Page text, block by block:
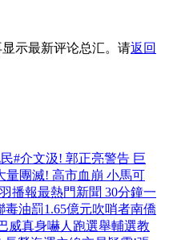
示最新评论总汇。请返回
#介文汲! 郭正亮警告 巨
量團滅! 高市血崩 小馬可
播報最熱門新聞 30分鐘一
毒油罰1.65億元吹哨者南僑
威真身嚇人跑選舉輔選教